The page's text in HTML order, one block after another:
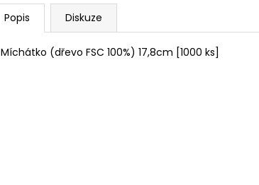
Popis Diskuze
Míchátko (dřevo FSC 100%) 17,8cm [1000 ks]